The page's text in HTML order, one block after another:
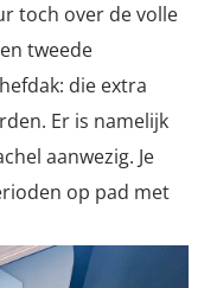
toch over de volle
tweede
die extra
Er is namelijk
aanwezig. Je
op pad met